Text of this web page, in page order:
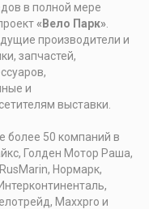
в полной мере
«Вело Парк»
производители и
запчастей,
и
выставки.
более 50 компаний в
Голден Мотор Раша,
Нормарк,
Maxxpro и